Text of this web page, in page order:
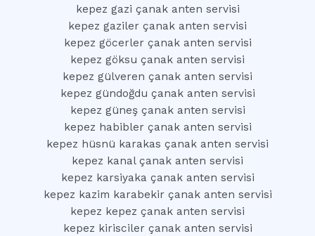
kepez gazi çanak anten servisi
kepez gaziler çanak anten servisi
kepez göcerler çanak anten servisi
kepez göksu çanak anten servisi
kepez gülveren çanak anten servisi
kepez gündoğdu çanak anten servisi
kepez güneş çanak anten servisi
kepez habibler çanak anten servisi
kepez hüsnü karakas çanak anten servisi
kepez kanal çanak anten servisi
kepez karsiyaka çanak anten servisi
kepez kazim karabekir çanak anten servisi
kepez kepez çanak anten servisi
kepez kirisciler çanak anten servisi